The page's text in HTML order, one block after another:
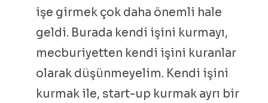
işe girmek çok daha önemli hale
geldi. Burada kendi işini kurmayı,
mecburiyetten kendi işini kuranlar
olarak düşünmeyelim. Kendi işini
kurmak ile, start-up kurmak ayrı bir